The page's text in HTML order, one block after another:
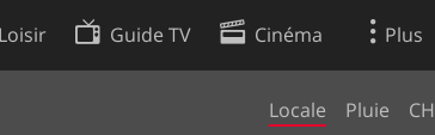
Loisir Guide TV Cinéma Plus
Locale Pluie CH
Web